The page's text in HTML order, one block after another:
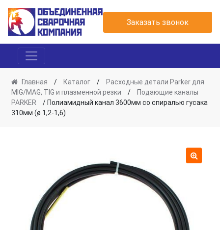
Заказать звонок
Главная / Каталог /
Расходные детали Parker для
MIG/MAG, TIG и плазменной резки
/
Подающие каналы
PARKER
/ Полиамидный канал 3600мм со спиралью гусака
310мм (ø 1,2-1,6)